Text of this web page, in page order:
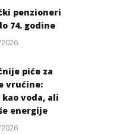
penzioneri
74. godine
piće za
vrućine:
voda, ali
energije